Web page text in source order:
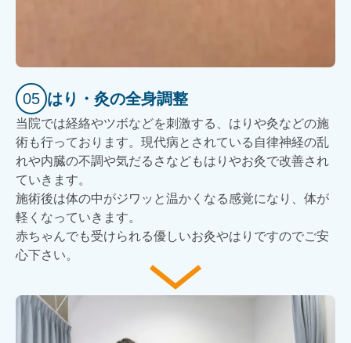
05 はり・灸の全身調整
当院では経絡やツボなどを刺激する、はりや灸などの施
術も行っております。現代病とされている自律神経の乱
れや内臓の不調や気だるさなどもはりやお灸で改善され
ていきます。
施術後は体の中がジワッと温かくなる感覚になり、体が
軽くなっていきます。
赤ちゃんでも受けられる優しいお灸やはりですのでご安
心下さい。